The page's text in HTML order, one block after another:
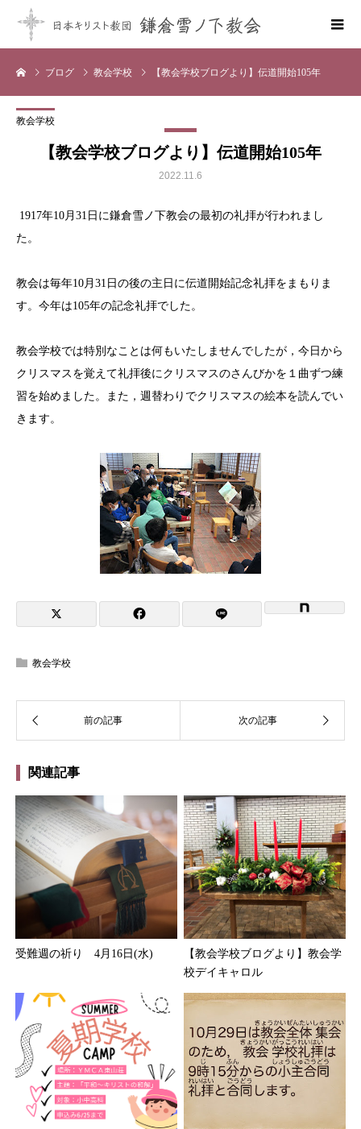
ブログ 教会学校 【教会学校ブログより】伝道開始105年
教会学校
【教会学校ブログより】伝道開始105年
2022.11.6
1917年10月31日に鎌倉雪ノ下教会の最初の礼拝が行われまし
た。
教会は毎年10月31日の後の主日に伝道開始記念礼拝をまもりま
す。今年は105年の記念礼拝でした。
教会学校では特別なことは何もいたしませんでしたが，今日から
クリスマスを覚えて礼拝後にクリスマスのさんびかを１曲ずつ練
習を始めました。また，週替わりでクリスマスの絵本を読んでい
きます。
教会学校
関連記事
受難週の祈り 4月16日(水)
【教会学校ブログより】教会学
校デイキャロル